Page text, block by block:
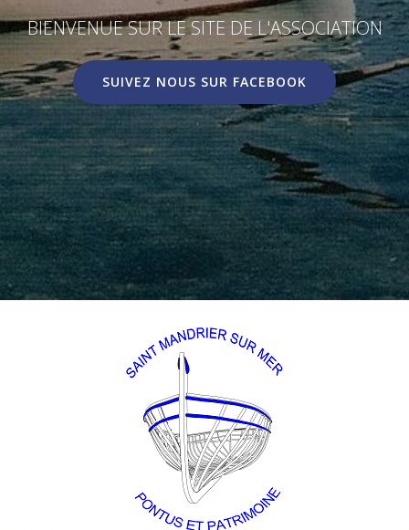
BIENVENUE SUR LE SITE DE L'ASSOCIATION
SUIVEZ NOUS SUR FACEBOOK